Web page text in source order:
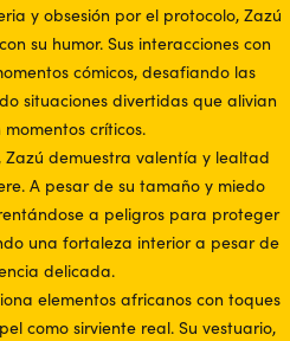
y obsesión por el protocolo, Zazú
su humor. Sus interacciones con
cómicos, desafiando las
situaciones divertidas que alivian
críticos.
demuestra valentía y lealtad
A pesar de su tamaño y miedo
a peligros para proteger
una fortaleza interior a pesar de
delicada.
elementos africanos con toques
como sirviente real. Su vestuario,